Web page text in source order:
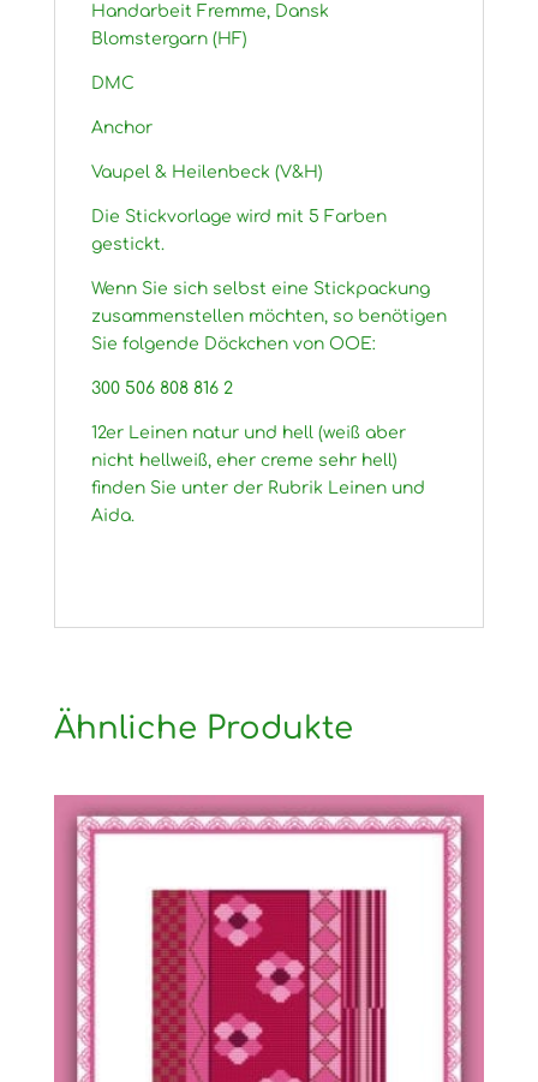
Handarbeit Fremme, Dansk
Blomstergarn (HF)
DMC
Anchor
Vaupel & Heilenbeck (V&H)
Die Stickvorlage wird mit 5 Farben
gestickt.
Wenn Sie sich selbst eine Stickpackung
zusammenstellen möchten, so benötigen
Sie folgende Döckchen von OOE:
300 506 808 816 2
12er Leinen natur und hell (weiß aber
nicht hellweiß, eher creme sehr hell)
finden Sie unter der Rubrik Leinen und
Aida.
Ähnliche Produkte